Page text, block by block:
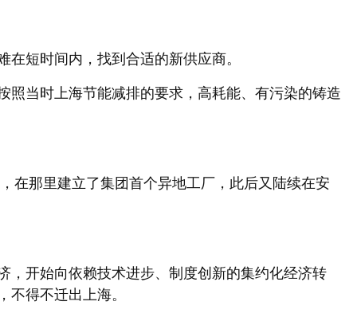
短时间内，找到合适的新供应商。
当时上海节能减排的要求，高耗能、有污染的铸造
那里建立了集团首个异地工厂，此后又陆续在安
开始向依赖技术进步、制度创新的集约化经济转
得不迁出上海。